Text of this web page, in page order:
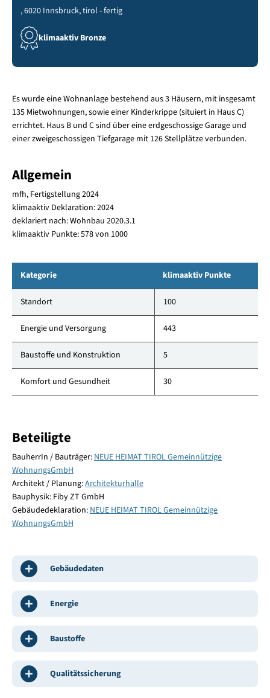
, 6020 Innsbruck, tirol - fertig
klimaaktiv Bronze
Es wurde eine Wohnanlage bestehend aus 3 Häusern, mit insgesamt
135 Mietwohnungen, sowie einer Kinderkrippe (situiert in Haus C)
errichtet. Haus B und C sind über eine erdgeschossige Garage und
einer zweigeschossigen Tiefgarage mit 126 Stellplätze verbunden.
Allgemein
mfh, Fertigstellung 2024
klimaaktiv Deklaration: 2024
deklariert nach: Wohnbau 2020.3.1
klimaaktiv Punkte: 578 von 1000
Kategorie klimaaktiv Punkte
Standort 100
Energie und Versorgung 443
Baustoffe und Konstruktion 5
Komfort und Gesundheit 30
Beteiligte
BauherrIn / Bauträger: NEUE HEIMAT TIROL Gemeinnützige
WohnungsGmbH
Architekt / Planung:Architekturhalle
Bauphysik: Fiby ZT GmbH
Gebäudedeklaration: NEUE HEIMAT TIROL Gemeinnützige
WohnungsGmbH
Gebäudedaten
Energie
Baustoffe
Qualitätssicherung